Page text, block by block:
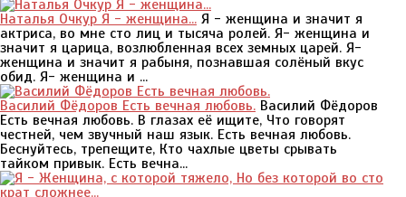
Наталья Очкур Я - женщина... Я - женщина и значит я
актриса, во мне сто лиц и тысяча ролей. Я- женщина и
значит я царица, возлюбленная всех земных царей. Я-
женщина и значит я рабыня, познавшая солёный вкус
обид. Я- женщина и ...
Василий Фёдоров Есть вечная любовь. Василий Фёдоров
Есть вечная любовь. В глазах её ищите, Что говорят
честней, чем звучный наш язык. Есть вечная любовь.
Беснуйтесь, трепещите, Кто чахлые цветы срывать
тайком привык. Есть вечна...